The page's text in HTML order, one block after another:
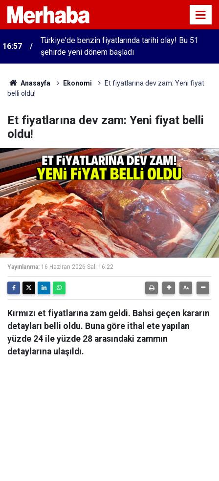
16:57
Türkiye'de benzin fiyatlarında tarihi olay! Bu 51
şehirde yeni dönem başladı
Anasayfa Ekonomi
Et fiyatlarına dev zam: Yeni fiyat
belli oldu!
Et fiyatlarına dev zam: Yeni fiyat belli
oldu!
Yayınlanma: 16 Haziran 2026 Salı 16:22
Kırmızı et fiyatlarına zam geldi. Bahsi geçen kararın
detayları belli oldu. Buna göre ithal ete yapılan
yüzde 24 ile yüzde 28 arasındaki zammın
detaylarına ulaşıldı.